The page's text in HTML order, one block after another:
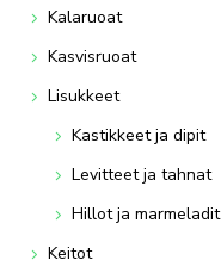
Kalaruoat
Kasvisruoat
Lisukkeet
Kastikkeet ja dipit
Levitteet ja tahnat
Hillot ja marmeladit
Keitot